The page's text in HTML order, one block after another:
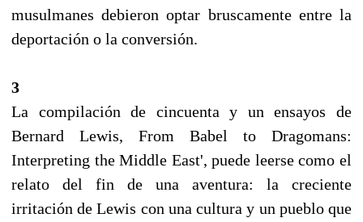
musulmanes debieron optar bruscamente entre la
deportación o la conversión.
3
La compilación de cincuenta y un ensayos de
Bernard Lewis, From Babel to Dragomans:
Interpreting the Middle East', puede leerse como el
relato del fin de una aventura: la creciente
irritación de Lewis con una cultura y un pueblo que